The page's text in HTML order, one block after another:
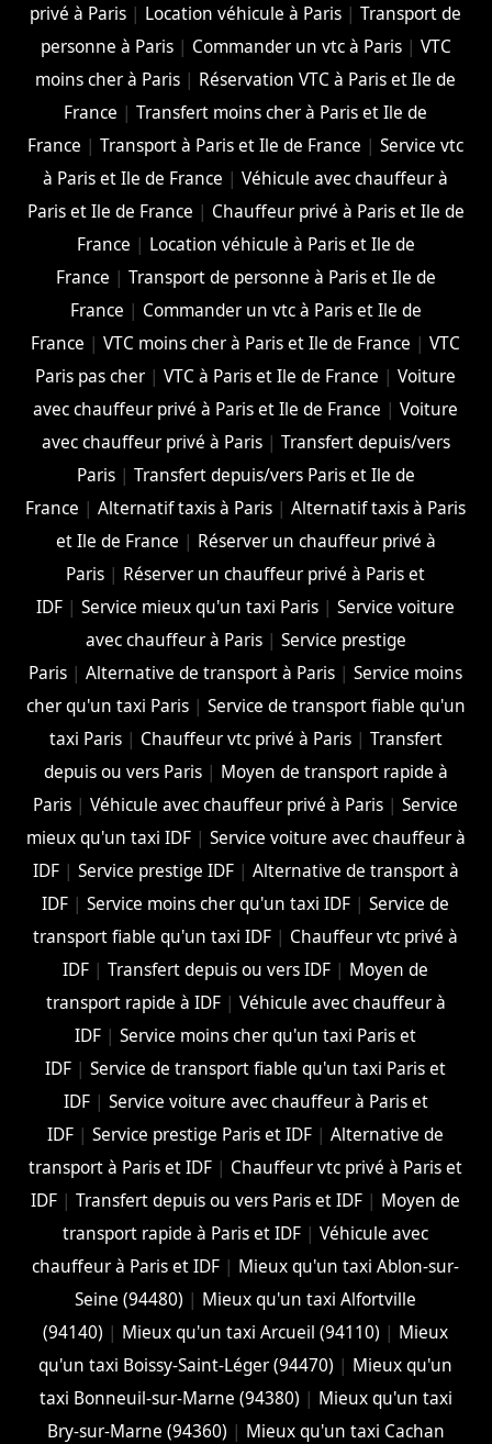
privé à Paris | Location véhicule à Paris |Transport de
personne à Paris| Commander un vtc à Paris| VTC
moins cher à Paris | Réservation VTC à Paris et Ile de
France |Transfert moins cher à Paris et Ile de
France |Transport à Paris et Ile de France |Service vtc
à Paris et Ile de France |Véhicule avec chauffeur à
Paris et Ile de France | Chauffeur privé à Paris et Ile de
France | Location véhicule à Paris et Ile de
France | Transport de personne à Paris et Ile de
France | Commander un vtc à Paris et Ile de
France |VTC moins cher à Paris et Ile de France |VTC
Paris pas cher |VTC à Paris et Ile de France |Voiture
avec chauffeur privé à Paris et Ile de France |Voiture
avec chauffeur privé à Paris| Transfert depuis/vers
Paris| Transfert depuis/vers Paris et Ile de
France |Alternatif taxis à Paris |Alternatif taxis à Paris
et Ile de France | Réserver un chauffeur privé à
Paris | Réserver un chauffeur privé à Paris et
IDF |Service mieux qu'un taxi Paris |Service voiture
avec chauffeur à Paris| Service prestige
Paris |Alternative de transport à Paris |Service moins
cher qu'un taxi Paris| Service de transport fiable qu'un
taxi Paris| Chauffeur vtc privé à Paris| Transfert
depuis ou vers Paris| Moyen de transport rapide à
Paris |Véhicule avec chauffeur privé à Paris |Service
mieux qu'un taxi IDF| Service voiture avec chauffeur à
IDF| Service prestige IDF| Alternative de transport à
IDF |Service moins cher qu'un taxi IDF |Service de
transport fiable qu'un taxi IDF | Chauffeur vtc privé à
IDF |Transfert depuis ou vers IDF | Moyen de
transport rapide à IDF| Véhicule avec chauffeur à
IDF |Service moins cher qu'un taxi Paris et
IDF |Service de transport fiable qu'un taxi Paris et
IDF| Service voiture avec chauffeur à Paris et
IDF |Service prestige Paris et IDF |Alternative de
transport à Paris et IDF | Chauffeur vtc privé à Paris et
IDF |Transfert depuis ou vers Paris et IDF | Moyen de
transport rapide à Paris et IDF |Véhicule avec
chauffeur à Paris et IDF | Mieux qu'un taxi Ablon-sur-
Seine (94480) | Mieux qu'un taxi Alfortville
(94140) | Mieux qu'un taxi Arcueil (94110) | Mieux
qu'un taxi Boissy-Saint-Léger (94470) | Mieux qu'un
taxi Bonneuil-sur-Marne (94380) | Mieux qu'un taxi
Bry-sur-Marne (94360) | Mieux qu'un taxi Cachan